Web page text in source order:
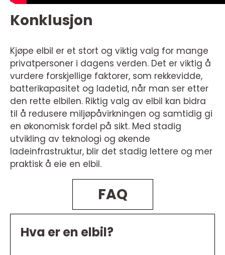
Konklusjon
Kjøpe elbil er et stort og viktig valg for mange
privatpersoner i dagens verden. Det er viktig å
vurdere forskjellige faktorer, som rekkevidde,
batterikapasitet og ladetid, når man ser etter
den rette elbilen. Riktig valg av elbil kan bidra
til å redusere miljøpåvirkningen og samtidig gi
en økonomisk fordel på sikt. Med stadig
utvikling av teknologi og økende
ladeinfrastruktur, blir det stadig lettere og mer
praktisk å eie en elbil.
FAQ
Hva er en elbil?